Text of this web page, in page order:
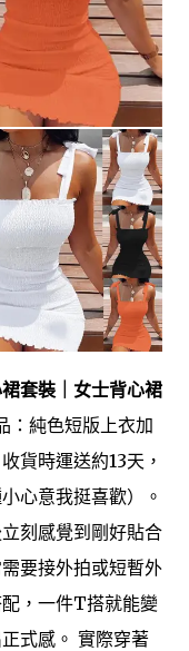
套裝｜女士背心裙
：純色短版上衣加
貨時運送約13天，
心意我挺喜歡）。
刻感覺到剛好貼合
要接外拍或短暫外
，一件T搭就能變
式感。 實際穿著